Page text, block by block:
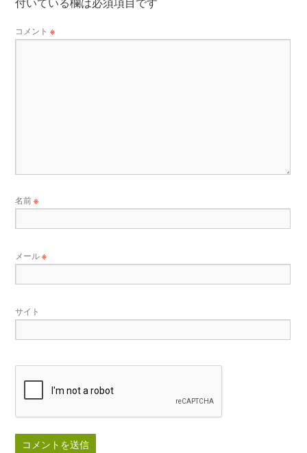
付いている欄は必須項目です
コメント※
名前※
メール※
サイト